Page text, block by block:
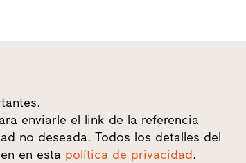
enviarle el link de la referencia
no deseada. Todos los detalles del
en esta política de privacidad.